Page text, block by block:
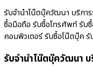
รับจำนำโน๊ตบุ๊ควัฒนา บริกา
ซื้อมือถือ รับซื้อโทรศัพท์ รับ
คอมพิวเตอร์ รับซื้อโน๊ตบุ๊ค
รับจำนำโน๊ตบุ๊ควัฒนา